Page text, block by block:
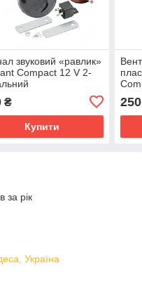
звуковий «равлик»
Compact 12 V 2-
₴
Купити
250
за рік
Україна